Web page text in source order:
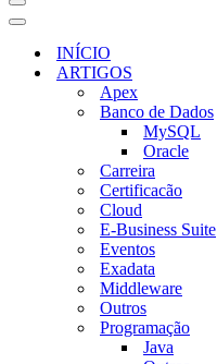
Menu
de
navegação
Menu
navegaçãoINÍCIO
ARTIGOS
Apex
Banco de Dados
MySQL
Oracle
Carreira
Certificacão
Cloud
E-Business Suite
Eventos
Exadata
Middleware
Outros
Programação
Java